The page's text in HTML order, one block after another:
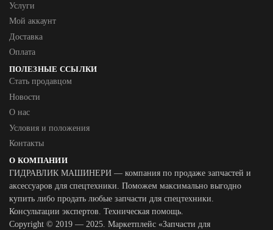
Услуги
Мой аккаунт
Доставка
Оплата
ПОЛЕЗНЫЕ ССЫЛКИ
Стать продавцом
Новости
О нас
Условия и положения
Контакты
О КОМПАНИИ
ГИДРАВЛИК МАШИНЕРИ — компания по продаже запчастей и
аксессуаров для спецтехники. Поможем максимально выгодно
купить либо продать любые запчасти для спецтехники.
Консультации экспертов. Техническая помощь.
Copyright © 2019 — 2025. Маркетплейс «Запчасти для